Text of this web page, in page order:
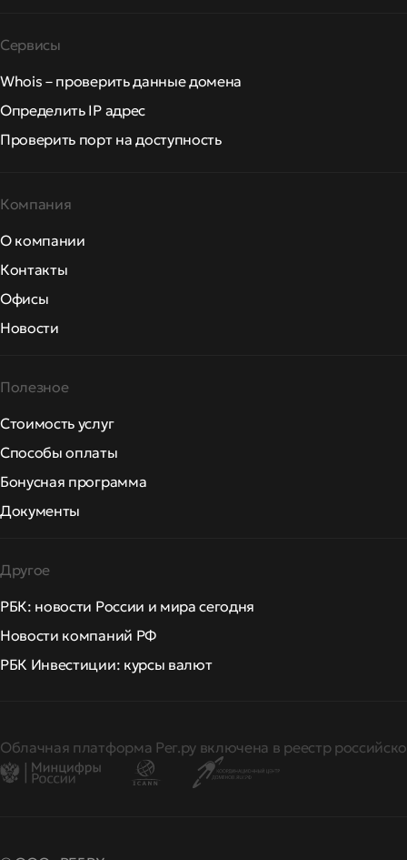
Сервисы
Whois – проверить данные домена
Определить IP адрес
Проверить порт на доступность
Компания
О компании
Контакты
Офисы
Новости
Полезное
Стоимость услуг
Способы оплаты
Бонусная программа
Документы
Другое
РБК: новости России и мира сегодня
Новости компаний РФ
РБК Инвестиции: курсы валют
Облачная платформа Рег.ру включена в реестр